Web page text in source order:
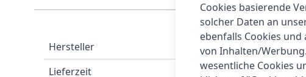
Hersteller
Lieferzeit
Cookies basierende
solcher Daten an
ebenfalls Cookies
von Inhalten/
wesentliche Cookies